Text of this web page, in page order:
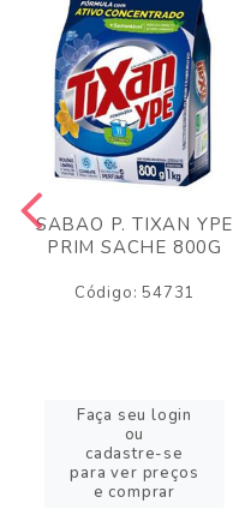
SABAO P. TIXAN YPE
PRIM SACHE 800G
Código: 54731
Faça seu login
ou
cadastre-se
para ver preços
e comprar